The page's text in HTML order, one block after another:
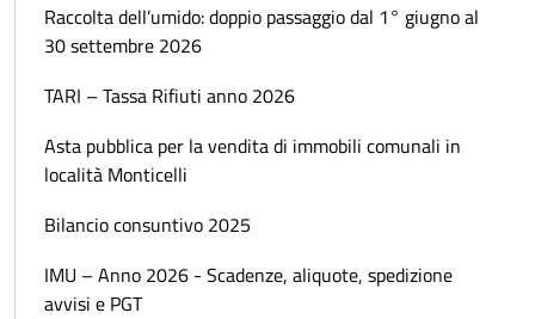
Raccolta dell’umido: doppio passaggio dal 1° giugno al
30 settembre 2026
TARI – Tassa Rifiuti anno 2026
Asta pubblica per la vendita di immobili comunali in
località Monticelli
Bilancio consuntivo 2025
IMU – Anno 2026 - Scadenze, aliquote, spedizione
avvisi e PGT